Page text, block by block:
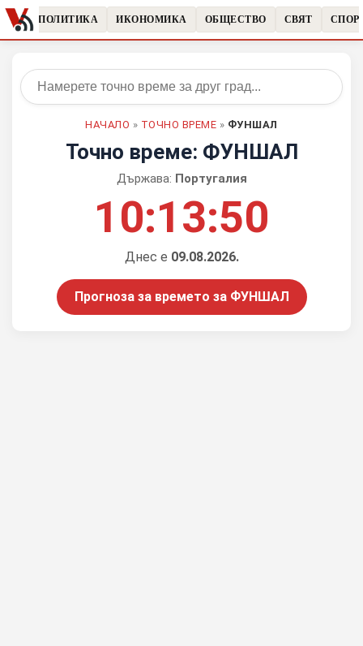
ПОЛИТИКА ИКОНОМИКА ОБЩЕСТВО СВЯТ СПОРТ
НАЧАЛО » ТОЧНО ВРЕМЕ » ФУНШАЛ
Точно време: ФУНШАЛ
Държава: Португалия
10:13:50
Днес е 09.08.2026.
Прогноза за времето за ФУНШАЛ